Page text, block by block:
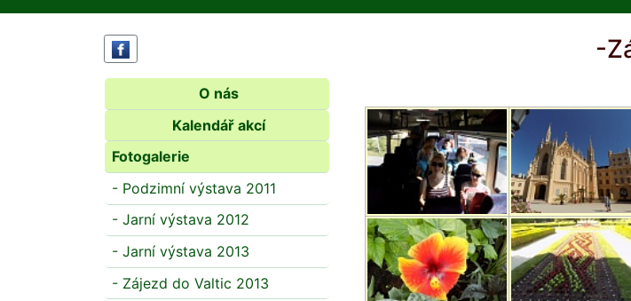
O nás
Kalendář akcí
Fotogalerie
- Podzimní výstava 2011
- Jarní výstava 2012
- Jarní výstava 2013
- Zájezd do Valtic 2013
-